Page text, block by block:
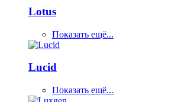
Lotus
Показать ещё...
Lucid
Показать ещё...